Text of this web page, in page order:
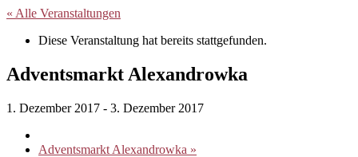
« Alle Veranstaltungen
Diese Veranstaltung hat bereits stattgefunden.
Adventsmarkt Alexandrowka
1. Dezember 2017 - 3. Dezember 2017
Adventsmarkt Alexandrowka »